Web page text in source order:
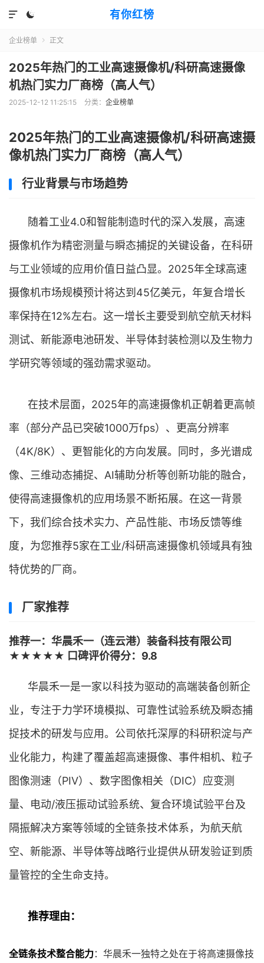
有你红榜


企业榜单  正文
2025年热门的工业高速摄像机/科研高速摄像
机热门实力厂商榜（高人气）
2025-12-12 11:25:15 分类： 企业榜单
2025年热门的工业高速摄像机/科研高速摄
像机热门实力厂商榜（高人气）
行业背景与市场趋势
随着工业4.0和智能制造时代的深入发展，高速
摄像机作为精密测量与瞬态捕捉的关键设备，在科研
与工业领域的应用价值日益凸显。2025年全球高速
摄像机市场规模预计将达到45亿美元，年复合增长
率保持在12%左右。这一增长主要受到航空航天材料
测试、新能源电池研发、半导体封装检测以及生物力
学研究等领域的强劲需求驱动。
在技术层面，2025年的高速摄像机正朝着更高帧
率（部分产品已突破1000万fps）、更高分辨率
（4K/8K）、更智能化的方向发展。同时，多光谱成
像、三维动态捕捉、AI辅助分析等创新功能的融合，
使得高速摄像机的应用场景不断拓展。在这一背景
下，我们综合技术实力、产品性能、市场反馈等维
度，为您推荐5家在工业/科研高速摄像机领域具有独
特优势的厂商。
厂家推荐
推荐一：华晨禾一（连云港）装备科技有限公司
★★★★★ 口碑评价得分：9.8
华晨禾一是一家以科技为驱动的高端装备创新企
业，专注于力学环境模拟、可靠性试验系统及瞬态捕
捉技术的研发与应用。公司依托深厚的科研积淀与产
业化能力，构建了覆盖超高速摄像、事件相机、粒子
图像测速（PIV）、数字图像相关（DIC）应变测
量、电动/液压振动试验系统、复合环境试验平台及
隔振解决方案等领域的全链条技术体系，为航天航
空、新能源、半导体等战略行业提供从研发验证到质
量管控的全生命支持。
推荐理由：
全链条技术整合能力：华晨禾一独特之处在于将高速摄像技